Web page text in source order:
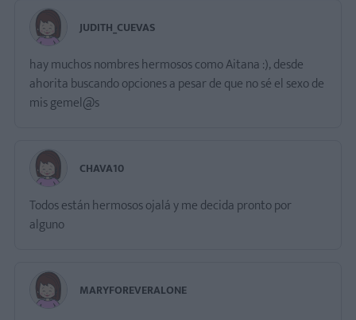
JUDITH_CUEVAS
hay muchos nombres hermosos como Aitana :), desde
ahorita buscando opciones a pesar de que no sé el sexo de
mis gemel@s
CHAVA10
Todos están hermosos ojalá y me decida pronto por
alguno
MARYFOREVERALONE